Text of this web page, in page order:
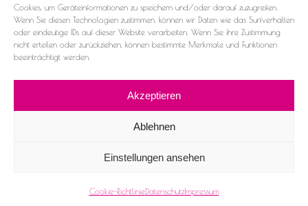
Cookies, um Geräteinformationen zu speichern und/oder darauf zuzugreifen.
Wenn Sie diesen Technologien zustimmen, können wir Daten wie das Surfverhalten
oder eindeutige IDs auf dieser Website verarbeiten. Wenn Sie ihre Zustimmung
nicht erteilen oder zurückziehen, können bestimmte Merkmale und Funktionen
beeinträchtigt werden.
Akzeptieren
Ablehnen
Einstellungen ansehen
Cookie-RichtlinieDatenschutzImpressum
Datenschutz
Cookie-Richtlinie (EU)